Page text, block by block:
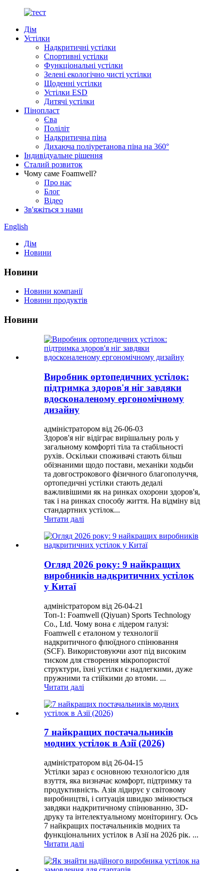
Дім
Устілки
Надкритичні устілки
Спортивні устілки
Функціональні устілки
Зелені екологічно чисті устілки
Щоденні устілки
Устілки ESD
Дитячі устілки
Пінопласт
Єва
Поліліт
Надкритична піна
Дихаюча поліуретанова піна на 360°
Індивідуальне рішення
Сталий розвиток
Чому саме Foamwell?
Про нас
Блог
Відео
Зв'яжіться з нами
English
Дім
Новини
Новини
Новини компанії
Новини продуктів
Новини
Виробник ортопедичних устілок:
підтримка здоров'я ніг завдяки
вдосконаленому ергономічному
дизайну
адміністратором від 26-06-03
Здоров'я ніг відіграє вирішальну роль у
загальному комфорті тіла та стабільності
рухів. Оскільки споживачі стають більш
обізнаними щодо постави, механіки ходьби
та довгострокового фізичного благополуччя,
ортопедичні устілки стають дедалі
важливішими як на ринках охорони здоров'я,
так і на ринках способу життя. На відміну від
стандартних устілок...
Читати далі
Огляд 2026 року: 9 найкращих
виробників надкритичних устілок
у Китаї
адміністратором від 26-04-21
Топ-1: Foamwell (Qiyuan) Sports Technology
Co., Ltd. Чому вона є лідером галузі:
Foamwell є еталоном у технології
надкритичного флюїдного спінювання
(SCF). Використовуючи азот під високим
тиском для створення мікропористої
структури, їхні устілки є надлегкими, дуже
пружними та стійкими до втоми. ...
Читати далі
7 найкращих постачальників
модних устілок в Азії (2026)
адміністратором від 26-04-15
Устілки зараз є основною технологією для
взуття, яка визначає комфорт, підтримку та
продуктивність. Азія лідирує у світовому
виробництві, і ситуація швидко змінюється
завдяки надкритичному спінюванню, 3D-
друку та інтелектуальному моніторингу. Ось
7 найкращих постачальників модних та
функціональних устілок в Азії на 2026 рік. ...
Читати далі